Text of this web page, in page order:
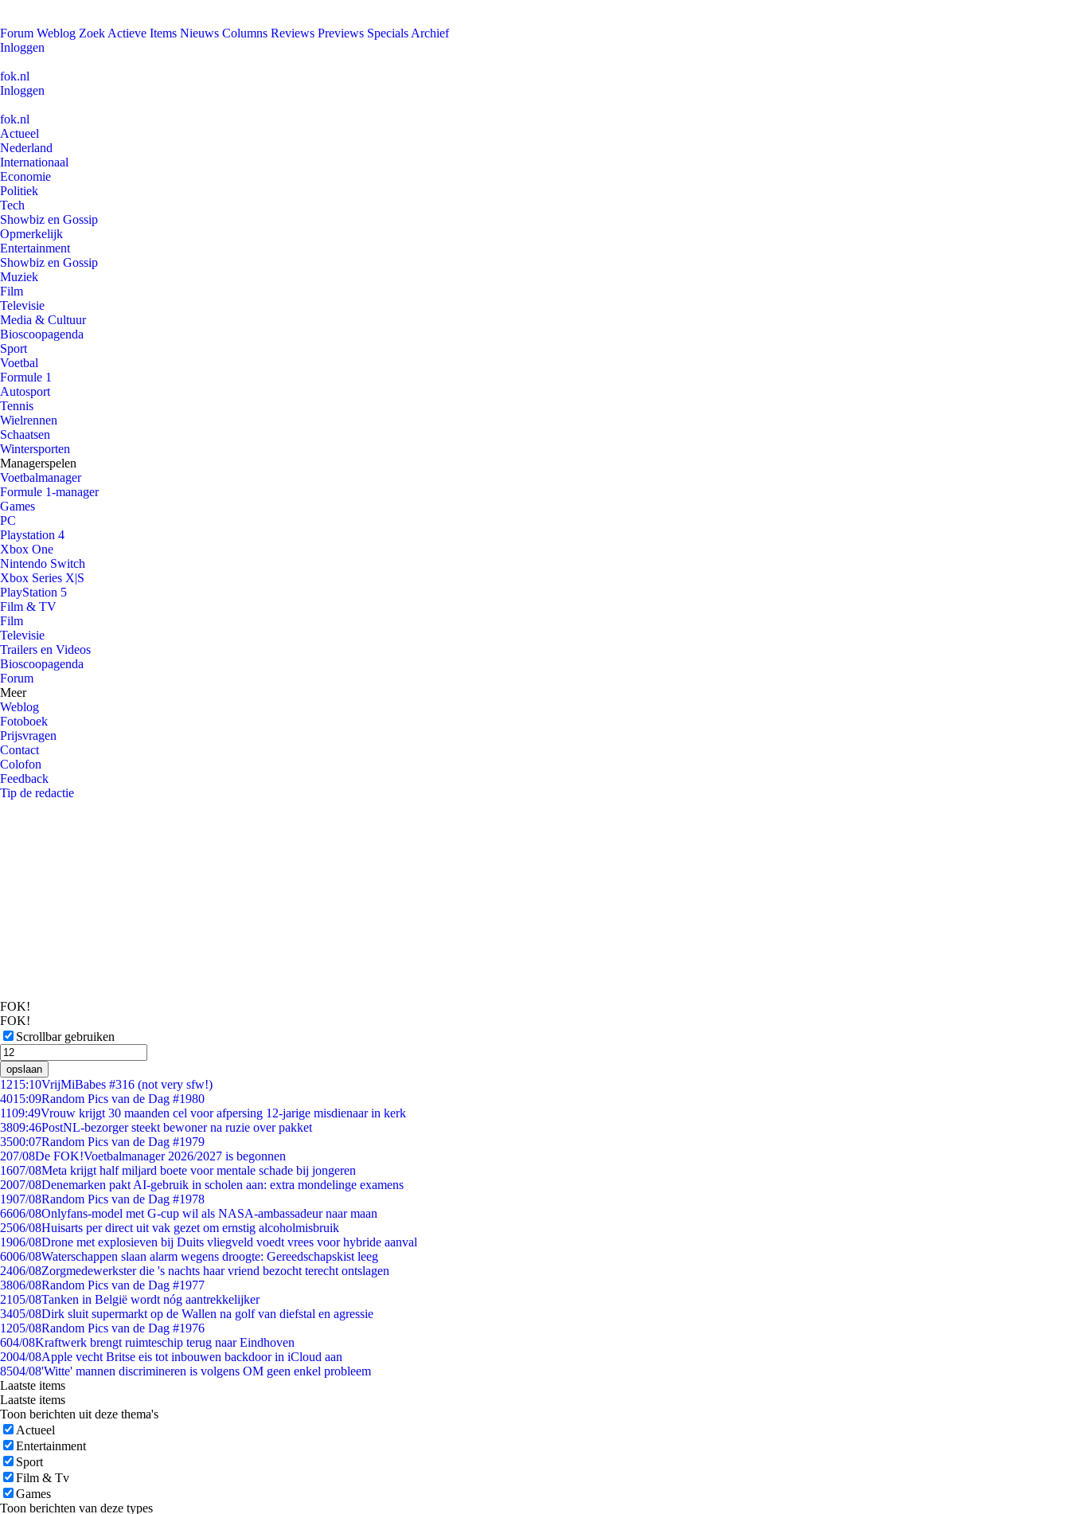
Forum Weblog Zoek Actieve Items Nieuws Columns Reviews Previews Specials Archief
Inloggen
fok.nl
Inloggen
fok.nl
Actueel
Nederland
Internationaal
Economie
Politiek
Tech
Showbiz en Gossip
Opmerkelijk
Entertainment
Showbiz en Gossip
Muziek
Film
Televisie
Media & Cultuur
Bioscoopagenda
Sport
Voetbal
Formule 1
Autosport
Tennis
Wielrennen
Schaatsen
Wintersporten
Managerspelen
Voetbalmanager
Formule 1-manager
Games
PC
Playstation 4
Xbox One
Nintendo Switch
Xbox Series X|S
PlayStation 5
Film & TV
Film
Televisie
Trailers en Videos
Bioscoopagenda
Forum
Meer
Weblog
Fotoboek
Prijsvragen
Contact
Colofon
Feedback
Tip de redactie
FOK!
FOK!
Scrollbar gebruiken
opslaan
1215:10VrijMiBabes #316 (not very sfw!)
4015:09Random Pics van de Dag #1980
1109:49Vrouw krijgt 30 maanden cel voor afpersing 12-jarige misdienaar in kerk
3809:46PostNL-bezorger steekt bewoner na ruzie over pakket
3500:07Random Pics van de Dag #1979
207/08De FOK!Voetbalmanager 2026/2027 is begonnen
1607/08Meta krijgt half miljard boete voor mentale schade bij jongeren
2007/08Denemarken pakt AI-gebruik in scholen aan: extra mondelinge examens
1907/08Random Pics van de Dag #1978
6606/08Onlyfans-model met G-cup wil als NASA-ambassadeur naar maan
2506/08Huisarts per direct uit vak gezet om ernstig alcoholmisbruik
1906/08Drone met explosieven bij Duits vliegveld voedt vrees voor hybride aanval
6006/08Waterschappen slaan alarm wegens droogte: Gereedschapskist leeg
2406/08Zorgmedewerkster die 's nachts haar vriend bezocht terecht ontslagen
3806/08Random Pics van de Dag #1977
2105/08Tanken in België wordt nóg aantrekkelijker
3405/08Dirk sluit supermarkt op de Wallen na golf van diefstal en agressie
1205/08Random Pics van de Dag #1976
604/08Kraftwerk brengt ruimteschip terug naar Eindhoven
2004/08Apple vecht Britse eis tot inbouwen backdoor in iCloud aan
8504/08'Witte' mannen discrimineren is volgens OM geen enkel probleem
Laatste items
Laatste items
Toon berichten uit deze thema's
Actueel
Entertainment
Sport
Film & Tv
Games
Toon berichten van deze types